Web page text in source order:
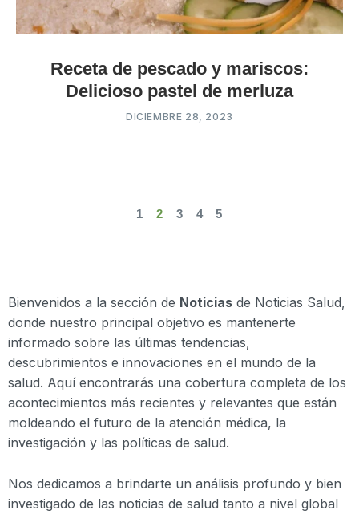
Receta de pescado y mariscos:
Delicioso pastel de merluza
DICIEMBRE 28, 2023
1 2 3 4 5
Bienvenidos a la sección de Noticias de Noticias Salud,
donde nuestro principal objetivo es mantenerte
informado sobre las últimas tendencias,
descubrimientos e innovaciones en el mundo de la
salud. Aquí encontrarás una cobertura completa de los
acontecimientos más recientes y relevantes que están
moldeando el futuro de la atención médica, la
investigación y las políticas de salud.
Nos dedicamos a brindarte un análisis profundo y bien
investigado de las noticias de salud tanto a nivel global